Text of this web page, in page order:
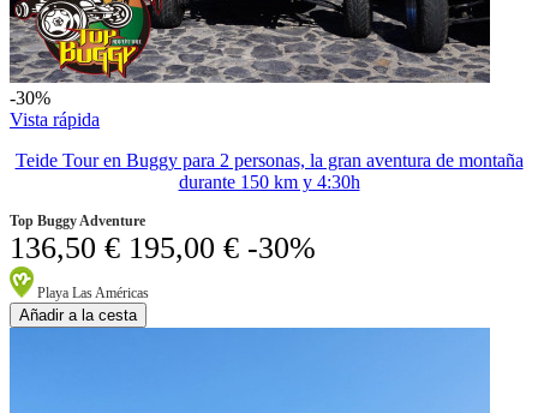
-30%
Vista rápida
Teide Tour en Buggy para 2 personas, la gran aventura de montaña
durante 150 km y 4:30h
Top Buggy Adventure
136,50 € 195,00 € -30%
Playa Las Américas
Añadir a la cesta